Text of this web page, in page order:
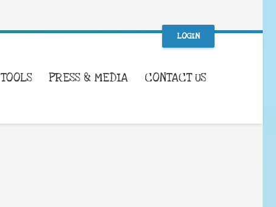
LOGIN
TOOLS PRESS & MEDIA CONTACT US